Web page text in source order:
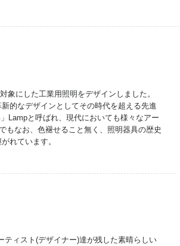
にした工業用照明をデザインしました。
的なデザインとしてその時代を超える先進
Lampと呼ばれ、現代においても様々なアー
もなお、色褪せること無く、照明器具の歴史
れています。
ィスト(デザイナー)達が残した素晴らしい